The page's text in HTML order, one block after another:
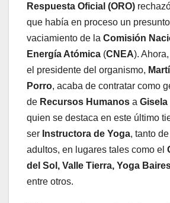
Respuesta Oficial (ORO)
que había en proceso un
vaciamiento de la Comisión
Energía Atómica (CNEA).
el presidente del organismo,
Porro, acaba de contratar como
de Recursos Humanos a
quien se destaca en este último
ser Instructora de Yoga, tanto
adultos, en lugares tales como el
del Sol, Valle Tierra, Yoga
entre otros.